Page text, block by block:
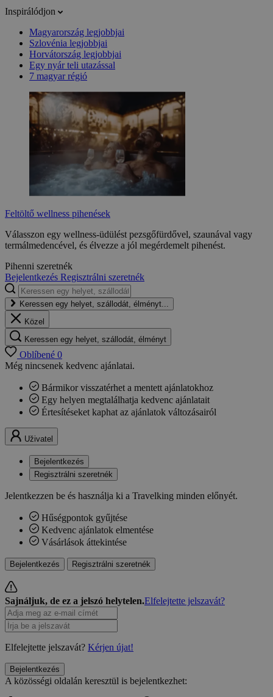
Inspirálódjon
Magyarország legjobbjai
Szlovénia legjobbjai
Horvátország legjobbjai
Egy nyár teli utazással
7 magyar régió
Feltöltő wellness pihenések
Válasszon egy wellness-üdülést pezsgőfürdővel, szaunával vagy
termálmedencével, és élvezze a jól megérdemelt pihenést.
Pihenni szeretnék
Bejelentkezés Regisztrálni szeretnék
Keressen egy helyet, szállodát, élményt...
Közel
Keressen egy helyet, szállodát, élményt
Oblíbené 0
Még nincsenek kedvenc ajánlatai.
Bármikor visszatérhet a mentett ajánlatokhoz
Egy helyen megtalálhatja kedvenc ajánlatait
Értesítéseket kaphat az ajánlatok változásairól
Uživatel
Bejelentkezés
Regisztrálni szeretnék
Jelentkezzen be és használja ki a Travelking minden előnyét.
Hűségpontok gyűjtése
Kedvenc ajánlatok elmentése
Vásárlások áttekintése
Bejelentkezés Regisztrálni szeretnék
Sajnáljuk, de ez a jelszó helytelen.Elfelejtette jelszavát?
Elfelejtette jelszavát? Kérjen újat!
Bejelentkezés
A közösségi oldalán keresztül is bejelentkezhet: